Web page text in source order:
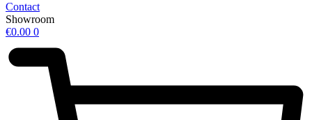
Contact
Showroom
€0.00 0